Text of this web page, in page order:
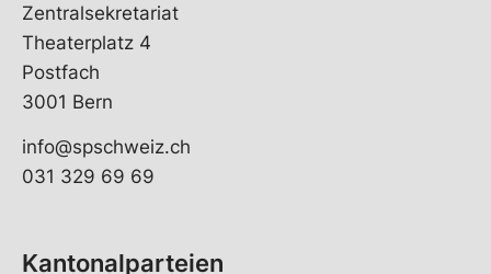
Zentralsekretariat
Theaterplatz 4
Postfach
3001 Bern
info@spschweiz.ch
031 329 69 69
Kantonalparteien